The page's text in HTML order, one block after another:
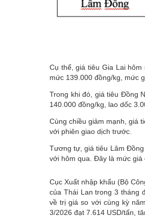
Cụ thể, giá tiêu Gia Lai
mức 139.000 đồng/kg, mức
Trong khi đó, giá tiêu Đồng
140.000 đồng/kg, lao dốc
Cùng chiều giảm mạnh, giá
với phiên giao dịch trước.
Tương tự, giá tiêu Lâm
với hôm qua. Đây là mức giá
Cục Xuất nhập khẩu (Bộ
của Thái Lan trong 3 tháng
về trị giá so với cùng kỳ
3/2026 đạt 7.614 USD/tấn,